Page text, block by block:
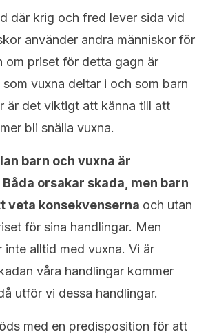
där krig och fred lever sida vid
använder andra människor för
om priset för detta gagn är
vuxna deltar i och som barn
är det viktigt att känna till att
bli snälla vuxna.
barn och vuxna är
orsakar skada, men barn
veta konsekvenserna och utan
för sina handlingar. Men
inte alltid med vuxna. Vi är
våra handlingar kommer
utför vi dessa handlingar.
med en predisposition för att